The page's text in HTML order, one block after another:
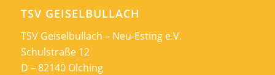
TSV GEISELBULLACH
TSV Geiselbullach – Neu-Esting e.V.
Schulstraße 12
D – 82140 Olching